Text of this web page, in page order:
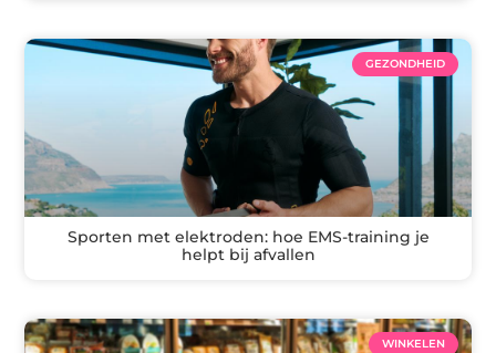
GEZONDHEID
Sporten met elektroden: hoe EMS-training je
helpt bij afvallen
WINKELEN